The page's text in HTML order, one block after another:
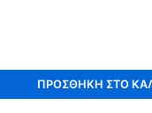
ΠΡΟΣΘΉΚΗ ΣΤΟ